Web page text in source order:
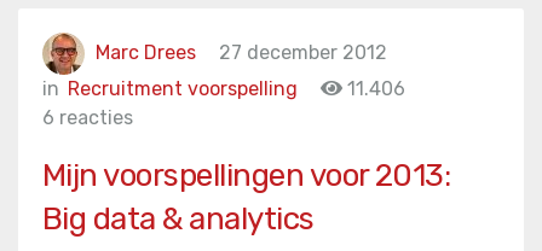
Marc Drees
27 december 2012
in Recruitment voorspelling
11.406
6 reacties
Mijn voorspellingen voor 2013:
Big data & analytics